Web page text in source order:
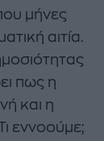
μήνες
αιτία.
πως η
και η
εννοούμε;